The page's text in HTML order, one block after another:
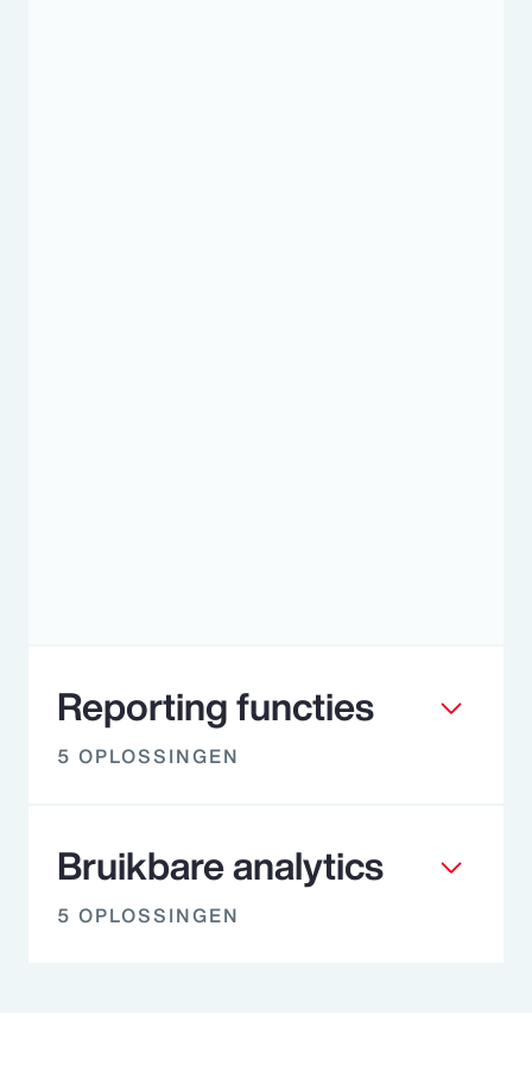
Reporting functies
5 OPLOSSINGEN
Bruikbare analytics
5 OPLOSSINGEN